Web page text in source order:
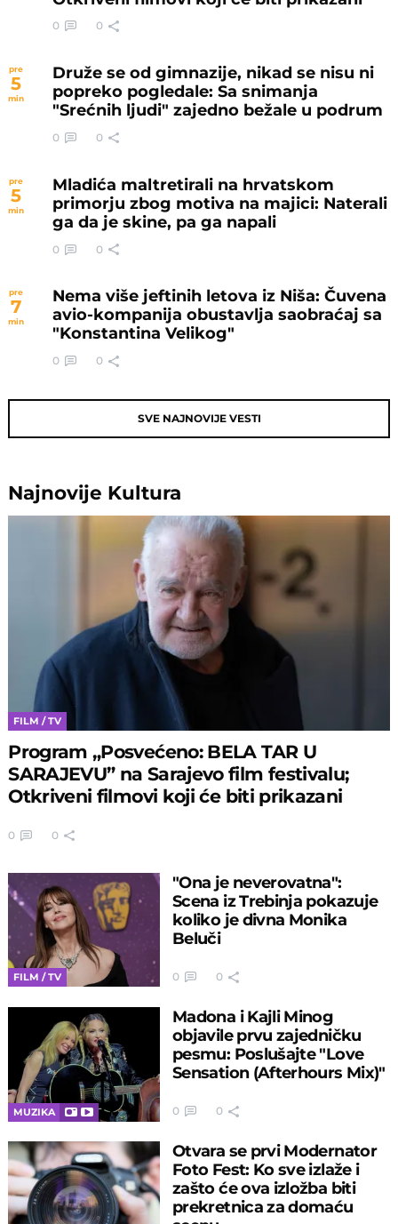
0 0
pre
5
min
Druže se od gimnazije, nikad se nisu ni
popreko pogledale: Sa snimanja
"Srećnih ljudi" zajedno bežale u podrum
0 0
pre
5
min
Mladića maltretirali na hrvatskom
primorju zbog motiva na majici: Naterali
ga da je skine, pa ga napali
0 0
pre
7
min
Nema više jeftinih letova iz Niša: Čuvena
avio-kompanija obustavlja saobraćaj sa
"Konstantina Velikog"
0 0
SVE NAJNOVIJE VESTI
Najnovije Kultura
FILM / TV
Program „Posvećeno: BELA TAR U
SARAJEVU” na Sarajevo film festivalu;
Otkriveni filmovi koji će biti prikazani
0 0
FILM / TV
"Ona je neverovatna":
Scena iz Trebinja pokazuje
koliko je divna Monika
Beluči
0 0
MUZIKA
Madona i Kajli Minog
objavile prvu zajedničku
pesmu: Poslušajte "Love
Sensation (Afterhours Mix)"
0 0
Otvara se prvi Modernator
Foto Fest: Ko sve izlaže i
zašto će ova izložba biti
prekretnica za domaću